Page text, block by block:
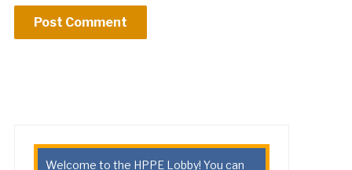
Welcome to the HPPE Lobby! You can